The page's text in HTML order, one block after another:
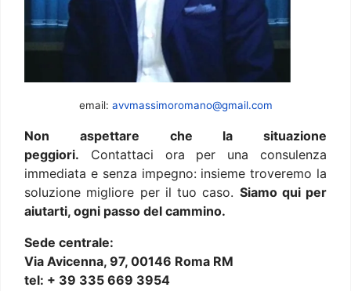
email: avvmassimoromano@gmail.com
Non aspettare che la situazione
peggiori. Contattaci ora per una consulenza
immediata e senza impegno: insieme troveremo la
soluzione migliore per il tuo caso. Siamo qui per
aiutarti, ogni passo del cammino.
Sede centrale:
Via Avicenna, 97, 00146 Roma RM
tel: + 39 335 669 3954